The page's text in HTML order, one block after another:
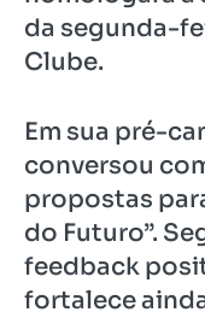
da segunda-
Clube.
Em sua pré-
conversou
propostas
do Futuro”.
feedback
fortalece